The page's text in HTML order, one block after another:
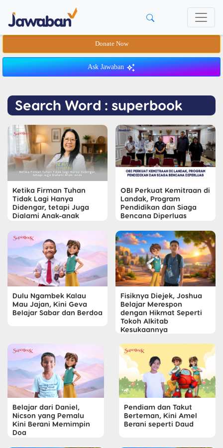
Donate Now
Ask Jawaban
Search Word : superbook
Ketika Firman Tuhan
Tidak Lagi Hanya
Didengar, tetapi Juga
Dialami Anak-anak
OBI Perkuat Kemitraan di
Landak, Program
Pendidikan dan Siaga
Bencana Diperluas
Dulu Ngambek Kalau
Mau Jajan, Kini Geva
Belajar Sabar dan Berdoa
Fisiknya Diejek, Joshua
Belajar Merespon
dengan Hikmat Seperti
Tokoh Alkitab
Kesukaannya
Belajar dari Daniel,
Nicson yang Pemalu
Kini Berani Memimpin
Doa
Pendiam dan Takut
Berteman, Kini Amel
Berani seperti Daud